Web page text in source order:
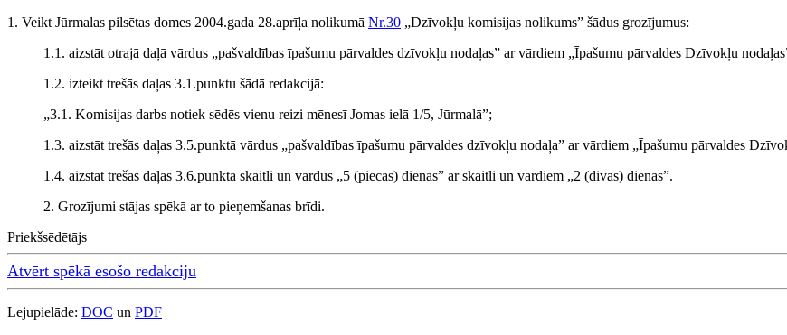
1. Veikt Jūrmalas pilsētas domes 2004.gada 28.aprīļa nolikumā Nr.30 „Dzīvokļu komisijas nolikums” šādus grozījumus:
1.1. aizstāt otrajā daļā vārdus „pašvaldības īpašumu pārvaldes dzīvokļu nodaļas” ar vārdiem „Īpašumu pārvaldes Dzīvokļu
1.2. izteikt trešās daļas 3.1.punktu šādā redakcijā:
„3.1. Komisijas darbs notiek sēdēs vienu reizi mēnesī Jomas ielā 1/5, Jūrmalā”;
1.3. aizstāt trešās daļas 3.5.punktā vārdus „pašvaldības īpašumu pārvaldes dzīvokļu nodaļa” ar vārdiem „Īpašumu pārvaldes
1.4. aizstāt trešās daļas 3.6.punktā skaitli un vārdus „5 (piecas) dienas” ar skaitli un vārdiem „2 (divas) dienas”.
2. Grozījumi stājas spēkā ar to pieņemšanas brīdi.
Priekšsēdētājs
Atvērt spēkā esošo redakciju
Lejupielāde: DOC un PDF